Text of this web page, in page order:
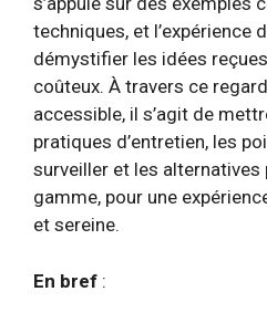
techniques, et l’expérience
démystifier les idées
coûteux. À travers ce
accessible, il s’agit de
pratiques d’entretien, les
surveiller et les alternatives
gamme, pour une
et sereine.
En bref :